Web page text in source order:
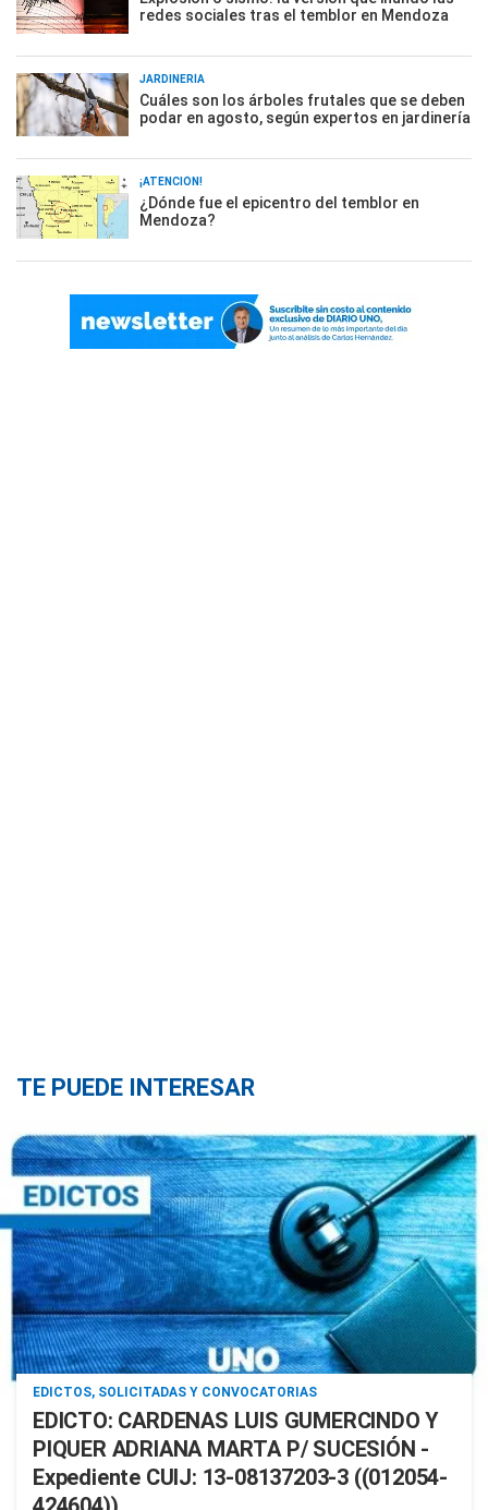
redes sociales tras el temblor en Mendoza
JARDINERÍA
Cuáles son los árboles frutales que se deben
podar en agosto, según expertos en jardinería
¡ATENCIÓN!
¿Dónde fue el epicentro del temblor en
Mendoza?
TE PUEDE INTERESAR
EDICTOS, SOLICITADAS Y CONVOCATORIAS
EDICTO: CARDENAS LUIS GUMERCINDO Y
PIQUER ADRIANA MARTA P/ SUCESIÓN -
Expediente CUIJ: 13-08137203-3 ((012054-